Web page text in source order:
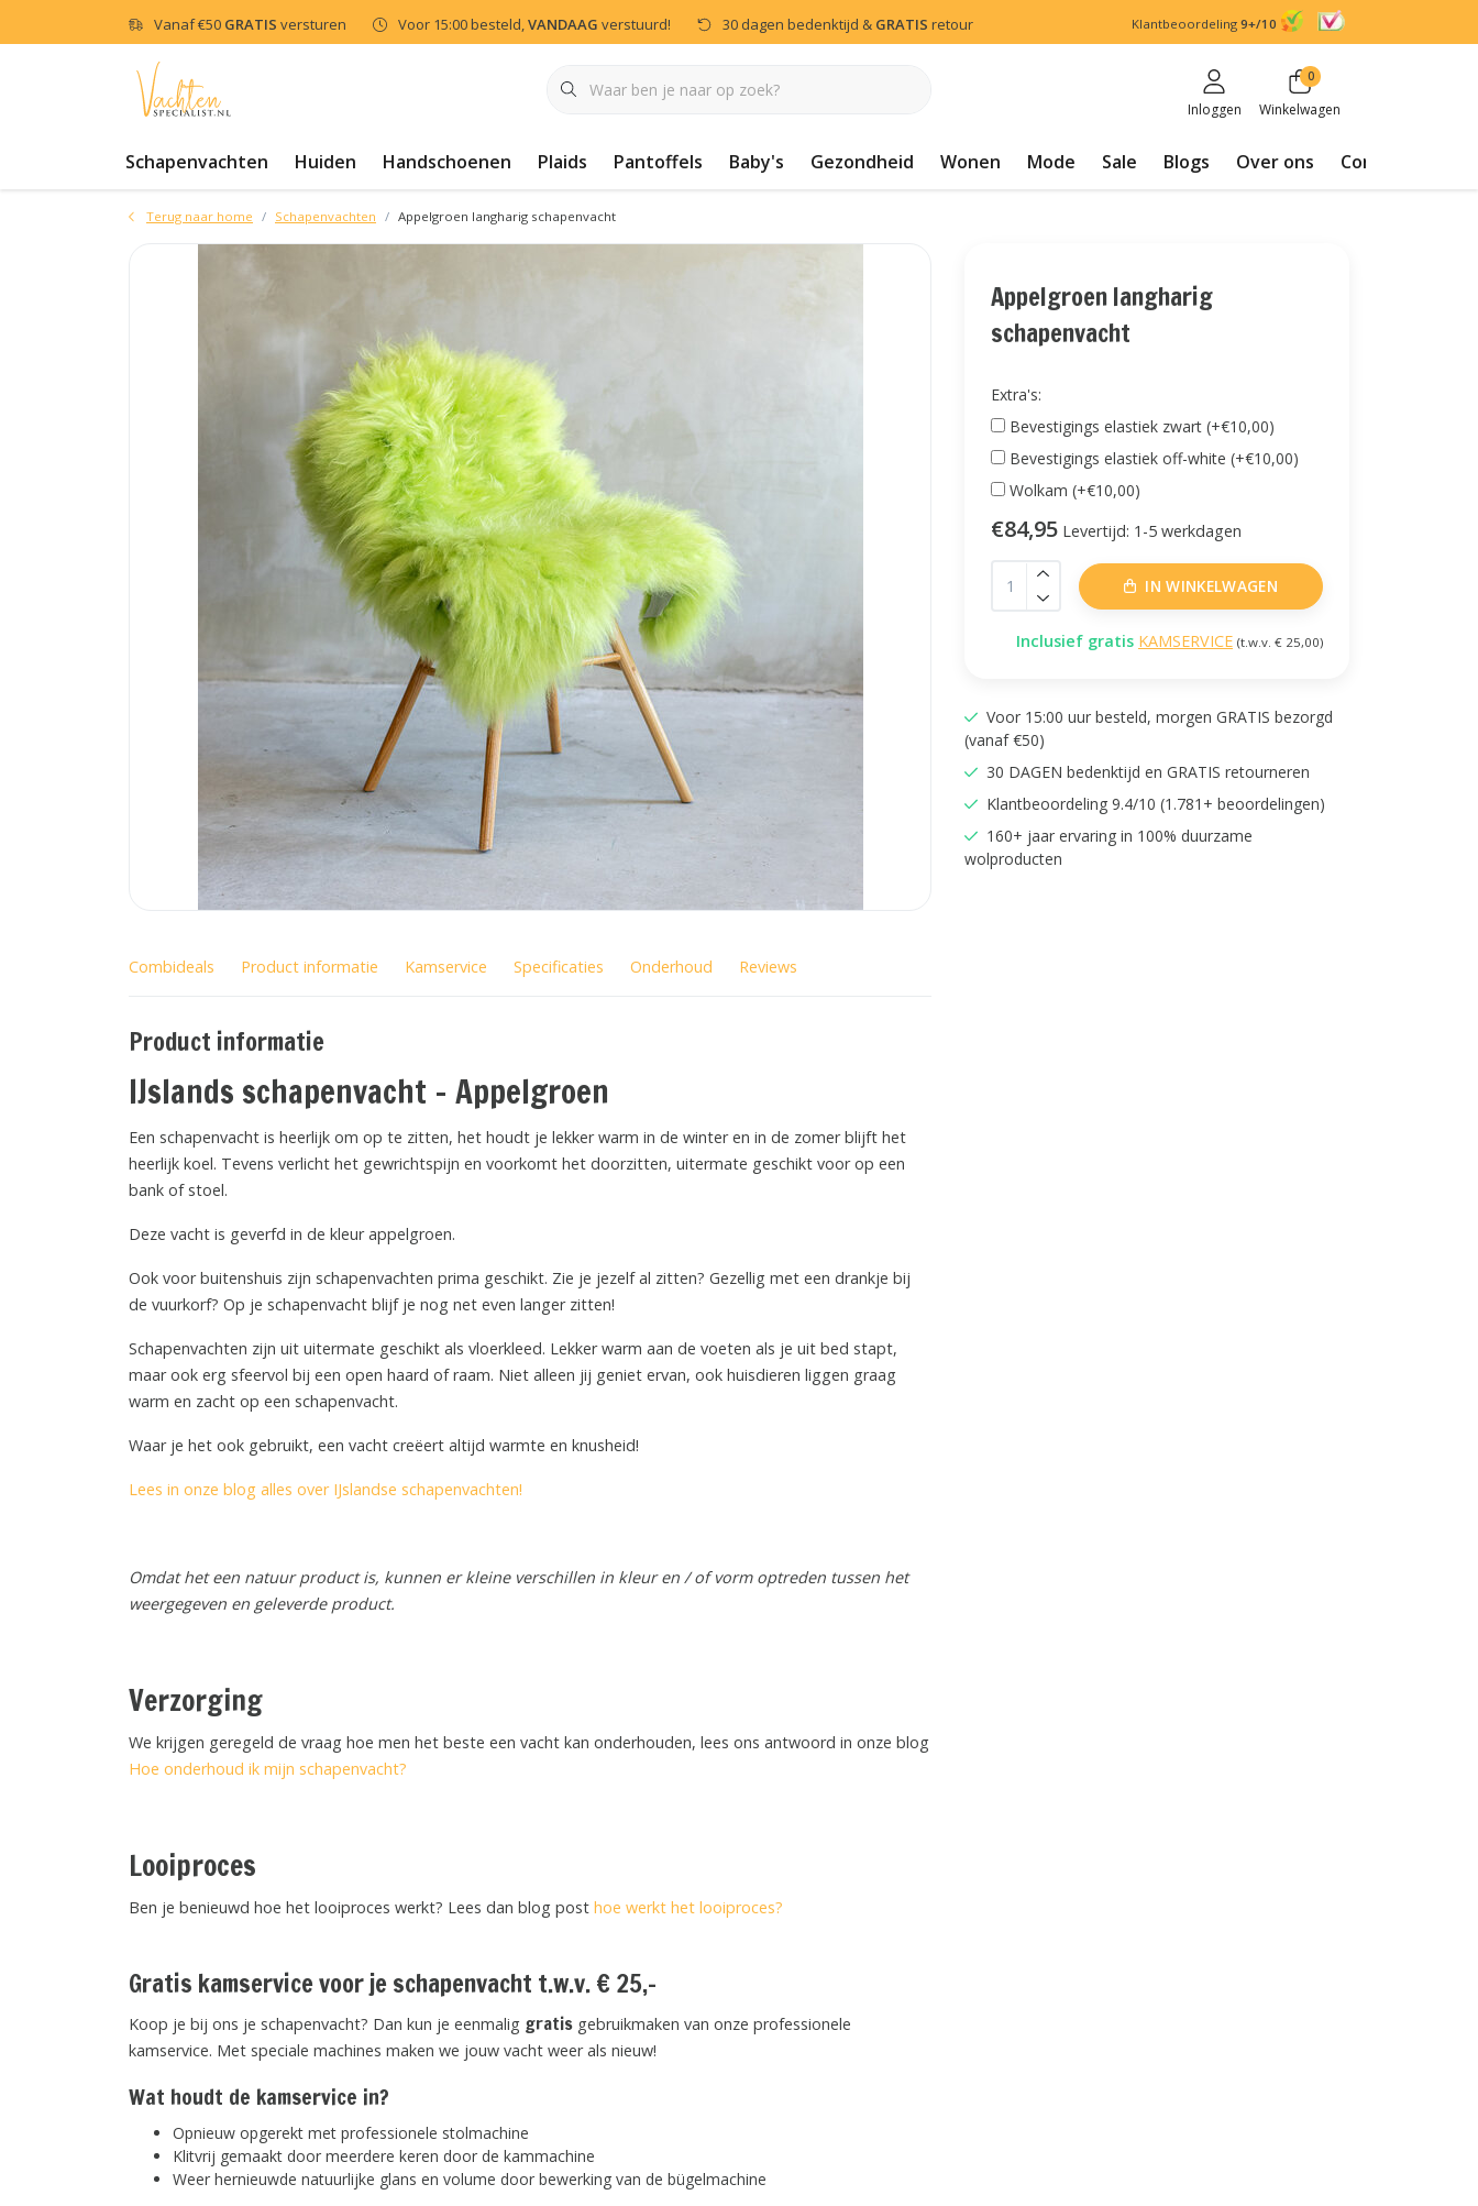
Vanaf€50 GRATIS versturen Voor 15:00 besteld,VANDAAG verstuurd! 30 dagen bedenktijd & GRATIS retour Klantbeoordeling 9+/10
Inloggen
0
Winkelwagen
Schapenvachten Huiden Handschoenen Plaids Pantoffels Baby's Gezondheid Wonen Mode Sale Blogs Over ons Contact
Terug naar home Schapenvachten Appelgroen langharig schapenvacht
Appelgroen langharig
schapenvacht
Extra's:
Bevestigings elastiek zwart (+€10,00)
Bevestigings elastiek off-white (+€10,00)
Wolkam (+€10,00)
€84,95 Levertijd: 1-5 werkdagen
IN WINKELWAGEN
Inclusief gratis KAMSERVICE (t.w.v. € 25,00)
Voor 15:00 uur besteld, morgen GRATIS bezorgd
(vanaf €50)
30 DAGEN bedenktijd en GRATIS retourneren
Klantbeoordeling 9.4/10 (1.781+ beoordelingen)
160+ jaar ervaring in 100% duurzame
wolproducten
Combideals Product informatie Kamservice Specificaties Onderhoud Reviews
Product informatie
IJslands schapenvacht - Appelgroen
Een schapenvacht is heerlijk om op te zitten, het houdt je lekker warm in de winter en in de zomer blijft het
heerlijk koel. Tevens verlicht het gewrichtspijn en voorkomt het doorzitten, uitermate geschikt voor op een
bank of stoel.
Deze vacht is geverfd in de kleur appelgroen.
Ook voor buitenshuis zijn schapenvachten prima geschikt. Zie je jezelf al zitten? Gezellig met een drankje bij
de vuurkorf? Op je schapenvacht blijf je nog net even langer zitten!
Schapenvachten zijn uit uitermate geschikt als vloerkleed. Lekker warm aan de voeten als je uit bed stapt,
maar ook erg sfeervol bij een open haard of raam. Niet alleen jij geniet ervan, ook huisdieren liggen graag
warm en zacht op een schapenvacht.
Waar je het ook gebruikt, een vacht creëert altijd warmte en knusheid!
Lees in onze blog alles over IJslandse schapenvachten!
Omdat het een natuur product is, kunnen er kleine verschillen in kleur en / of vorm optreden tussen het
weergegeven en geleverde product.
Verzorging
We krijgen geregeld de vraag hoe men het beste een vacht kan onderhouden, lees ons antwoord in onze blog
Hoe onderhoud ik mijn schapenvacht?
Looiproces
Ben je benieuwd hoe het looiproces werkt? Lees dan blog post hoe werkt het looiproces?
Gratis kamservice voor je schapenvacht t.w.v. € 25,-
Koop je bij ons je schapenvacht? Dan kun je eenmalig gratis gebruikmaken van onze professionele
kamservice. Met speciale machines maken we jouw vacht weer als nieuw!
Wat houdt de kamservice in?
Opnieuw opgerekt met professionele stolmachine
Klitvrij gemaakt door meerdere keren door de kammachine
Weer hernieuwde natuurlijke glans en volume door bewerking van de bügelmachine